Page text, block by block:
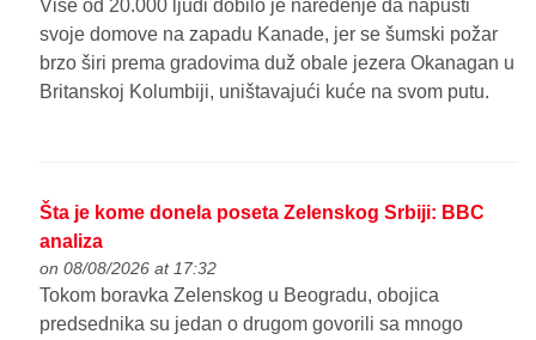
Više od 20.000 ljudi dobilo je naređenje da napusti
svoje domove na zapadu Kanade, jer se šumski požar
brzo širi prema gradovima duž obale jezera Okanagan u
Britanskoj Kolumbiji, uništavajući kuće na svom putu.
Šta je kome donela poseta Zelenskog Srbiji: BBC
analiza
on 08/08/2026 at 17:32
Tokom boravka Zelenskog u Beogradu, obojica
predsednika su jedan o drugom govorili sa mnogo